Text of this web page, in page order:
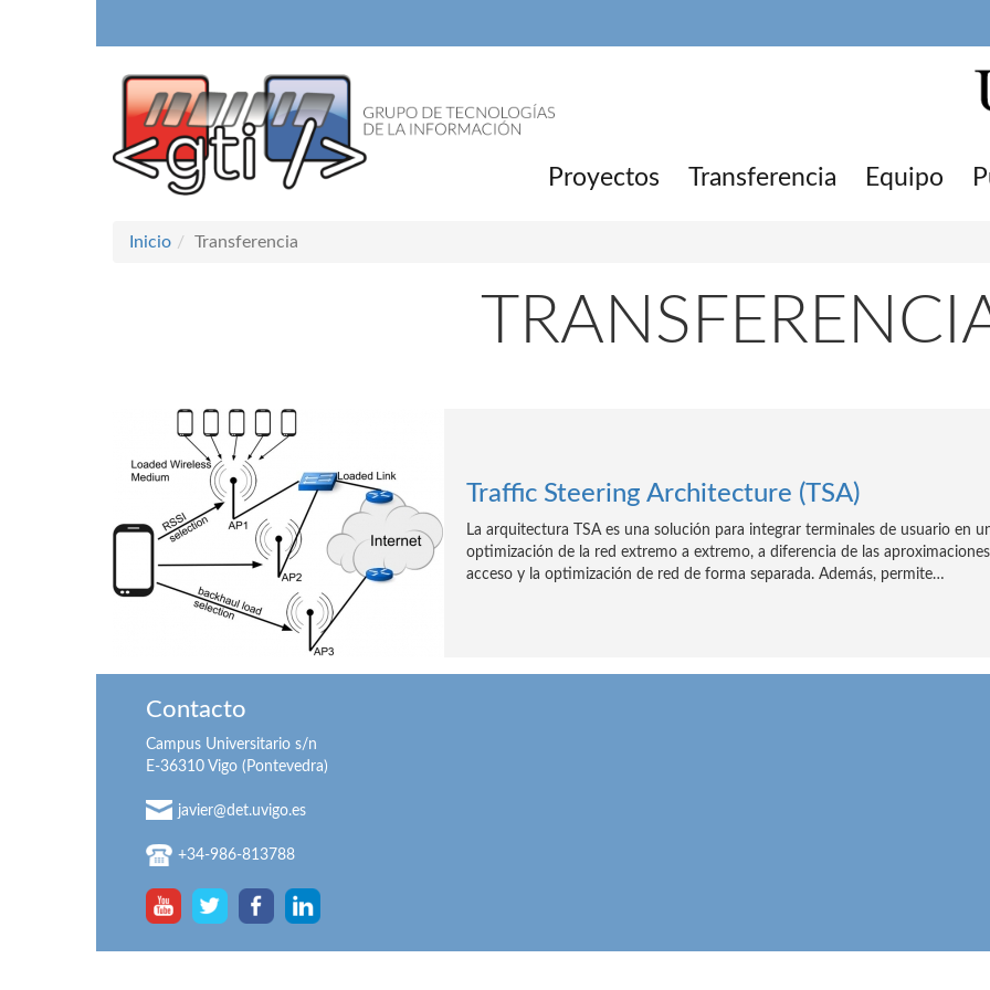
Proyectos Transferencia Equipo
Inicio Transferencia
Traffic Steering Architecture (TSA)
La arquitectura TSA es una solución para integrar terminales de usuario en
optimización de la red extremo a extremo, a diferencia de las
acceso y la optimización de red de forma separada. Además, permite…
Contacto
Campus Universitario s/n
E-36310 Vigo (Pontevedra)
javier@det.uvigo.es
+34-986-813788